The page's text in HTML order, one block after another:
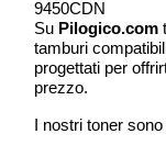
9450CDN
Su Pilogico.com
tamburi
progettati per
prezzo.
I nostri toner